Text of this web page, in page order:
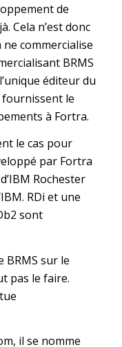
de
Cela n’est donc
commercialise
BRMS
éditeur du
fournissent le
à Fortra.
le cas pour
par Fortra
Rochester
RDi et une
sont
sur le
pas le faire.
il se nomme